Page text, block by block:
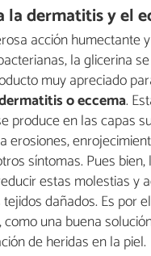
la dermatitis y el
acción humectante
la glicerina
muy apreciado
oeccema.
produce en las capas
erosiones,
síntomas. Pues bien,
estas molestias y
dañados. Es por
una buena
de heridas en la piel.